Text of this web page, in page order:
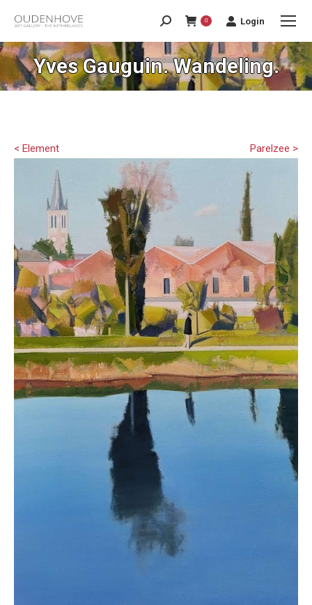
0 Login
Yves Gauguin. Wandeling.
Parelzee >
< Element